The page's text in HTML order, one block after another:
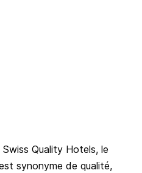
Quality Hotels, le
synonyme de qualité,